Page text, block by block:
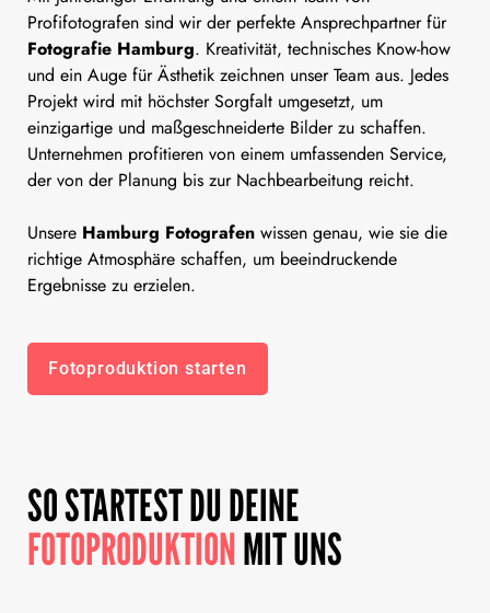
Profifotografen sind wir der perfekte Ansprechpartner für
Fotografie Hamburg. Kreativität, technisches Know-how
und ein Auge für Ästhetik zeichnen unser Team aus. Jedes
Projekt wird mit höchster Sorgfalt umgesetzt, um
einzigartige und maßgeschneiderte Bilder zu schaffen.
Unternehmen profitieren von einem umfassenden Service,
der von der Planung bis zur Nachbearbeitung reicht.
Unsere Hamburg Fotografen wissen genau, wie sie die
richtige Atmosphäre schaffen, um beeindruckende
Ergebnisse zu erzielen.
Fotoproduktion starten
SO STARTEST DU DEINE
FOTOPRODUKTIONMIT UNS